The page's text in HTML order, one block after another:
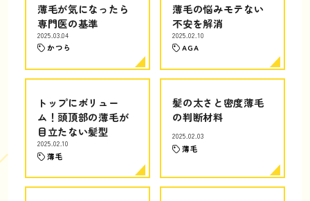
薄毛が気になったら
専門医の基準
2025.03.04
かつら
薄毛の悩みモテない
不安を解消
2025.02.10
AGA
トップにボリュー
ム！頭頂部の薄毛が
目立たない髪型
2025.02.10
薄毛
髪の太さと密度薄毛
の判断材料
2025.02.03
薄毛